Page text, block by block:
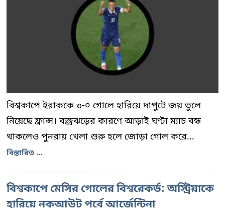
বিশ্বকাপে ইরাককে ৩-০ গোলে হারিয়ে দাপুটে জয় তুলে
নিয়েছে ফ্রান্স। বজ্রঝড়ের কারণে আড়াই ঘণ্টা ম্যাচ বন্ধ
থাকলেও পুনরায় খেলা শুরু হলে জোড়া গোল করে...
বিস্তারিত ...
বিশ্বকাপে মেসির গোলের বিশ্বরেকর্ড: অস্ট্রিয়াকে
হারিয়ে নকআউট পর্বে আর্জেন্টিনা